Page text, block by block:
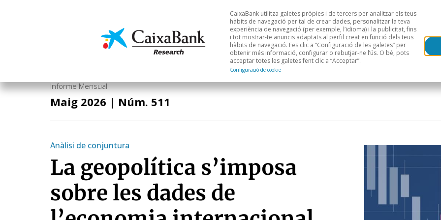
Economia i mercats Anàlisi sectorial Àrees geogràfiques
CaixaBank utilitza galetes pròpies i de tercers per analitzar els teus
hàbits de navegació per tal de crear dades, personalitzar la teva
experiència de navegació (per exemple, l’idioma) i la publicitat, fins
i tot mostrar-te anuncis adaptats al perfil creat en funció dels teus
hàbits de navegació. Fes clic a “Configuració de les galetes” per
obtenir més informació, configurar o rebutjar-ne l’ús. O bé, pots
acceptar totes les galetes fent clic a “Acceptar”.
Configuració de cookie
Informe Mensual
Maig 2026 | Núm. 511
Anàlisi de conjuntura
La geopolítica s’imposa
sobre les dades de